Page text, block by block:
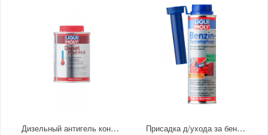
Дизельный антигель концентрат Diesel Fliess-Fit K (0,25л) 3900 Присадка д/ухода за бенз.сист.впрыска Benz.-Syst.-Pflege (0,3л) 2299